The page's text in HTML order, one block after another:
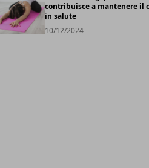
contribuisce a mantenere il
in salute
10/12/2024